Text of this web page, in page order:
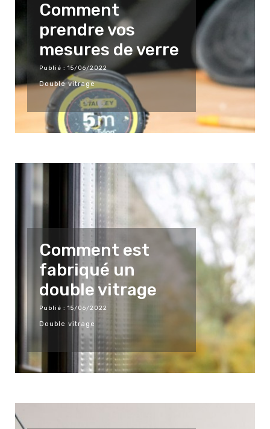
Comment
prendre vos
mesures de verre
Publié : 15/06/2022
Double vitrage
Comment est
fabriqué un
double vitrage
Publié : 15/06/2022
Double vitrage